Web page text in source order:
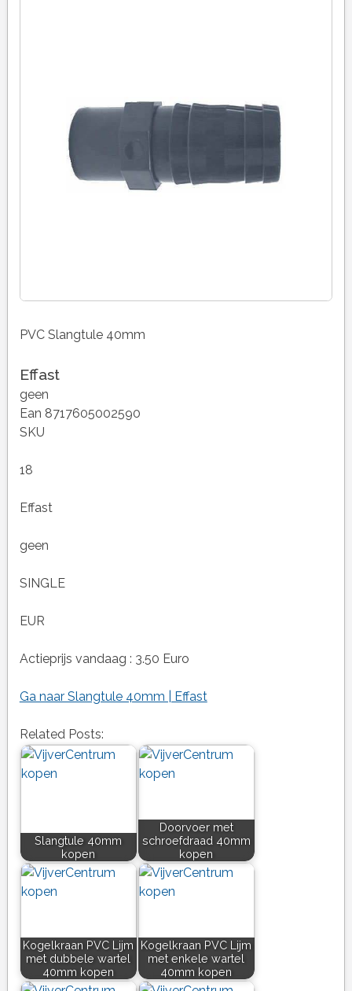
PVC Slangtule 40mm
Effast
geen
Ean 8717605002590
SKU
18
Effast
geen
SINGLE
EUR
Actieprijs vandaag : 3.50 Euro
Ga naar Slangtule 40mm | Effast
Related Posts:
Slangtule 40mm
kopen
Doorvoer met
schroefdraad 40mm
kopen
Kogelkraan PVC Lijm
met dubbele wartel
40mm kopen
Kogelkraan PVC Lijm
met enkele wartel
40mm kopen